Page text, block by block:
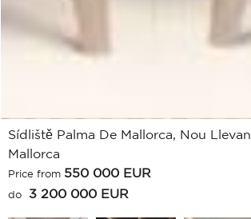
Sídliště Palma De Mallorca, Nou
Mallorca
Price from 550 000 EUR
do 3 200 000 EUR